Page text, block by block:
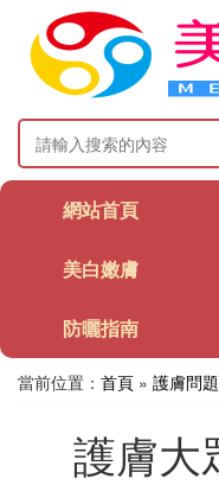
網站首頁
美白嫩膚
防曬指南
當前位置： 首頁 » 護膚問題
護膚大